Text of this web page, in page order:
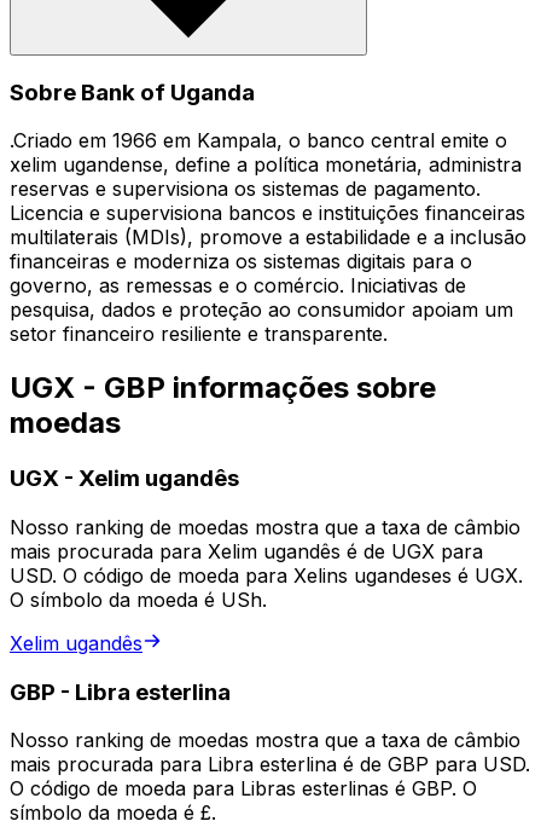
Sobre Bank of Uganda
.Criado em 1966 em Kampala, o banco central emite o
xelim ugandense, define a política monetária, administra
reservas e supervisiona os sistemas de pagamento.
Licencia e supervisiona bancos e instituições financeiras
multilaterais (MDIs), promove a estabilidade e a inclusão
financeiras e moderniza os sistemas digitais para o
governo, as remessas e o comércio. Iniciativas de
pesquisa, dados e proteção ao consumidor apoiam um
setor financeiro resiliente e transparente.
UGX - GBP informações sobre
moedas
UGX - Xelim ugandês
Nosso ranking de moedas mostra que a taxa de câmbio
mais procurada para Xelim ugandês é de UGX para
USD. O código de moeda para Xelins ugandeses é UGX.
O símbolo da moeda é USh.
Xelim ugandês
GBP - Libra esterlina
Nosso ranking de moedas mostra que a taxa de câmbio
mais procurada para Libra esterlina é de GBP para USD.
O código de moeda para Libras esterlinas é GBP. O
símbolo da moeda é £.